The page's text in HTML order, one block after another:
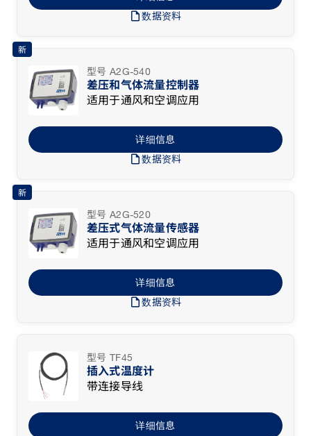
draft数据资料
新
型号 A2G-540
差压和气体流量控制器
适用于通风和空调应用
draft数据资料
详细信息
新
型号 A2G-520
差压式气体流量传感器
适用于通风和空调应用
draft数据资料
详细信息
型号 TF45
插入式温度计
带连接导线
详细信息